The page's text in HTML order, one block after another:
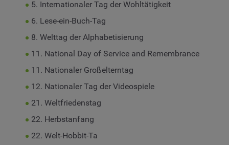
5. Internationaler Tag der Wohltätigkeit
6. Lese-ein-Buch-Tag
8. Welttag der Alphabetisierung
11. National Day of Service and Remembrance
11. Nationaler Großelterntag
12. Nationaler Tag der Videospiele
21. Weltfriedenstag
22. Herbstanfang
22. Welt-Hobbit-Ta